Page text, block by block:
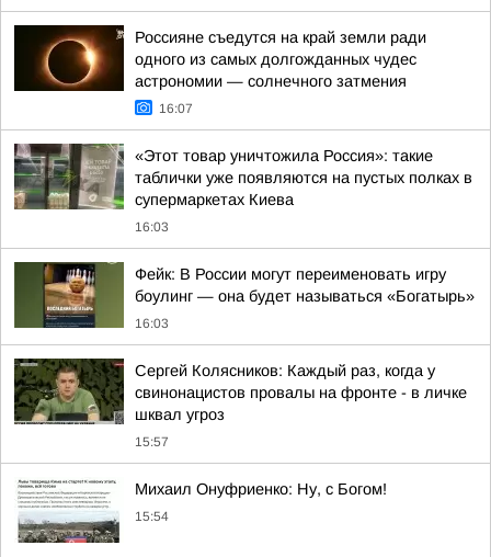
Россияне съедутся на край земли ради
одного из самых долгожданных чудес
астрономии — солнечного затмения
16:07
«Этот товар уничтожила Россия»: такие
таблички уже появляются на пустых полках в
супермаркетах Киева
16:03
Фейк: В России могут переименовать игру
боулинг — она будет называться «Богатырь»
16:03
Сергей Колясников: Каждый раз, когда у
свинонацистов провалы на фронте - в личке
шквал угроз
15:57
Михаил Онуфриенко: Ну, с Богом!
15:54